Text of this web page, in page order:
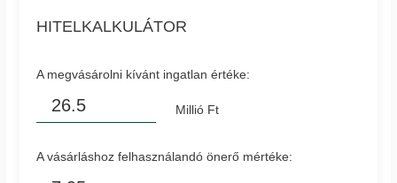
HITELKALKULÁTOR
A megvásárolni kívánt ingatlan értéke:
Millió Ft
A vásárláshoz felhasználandó önerő mértéke: